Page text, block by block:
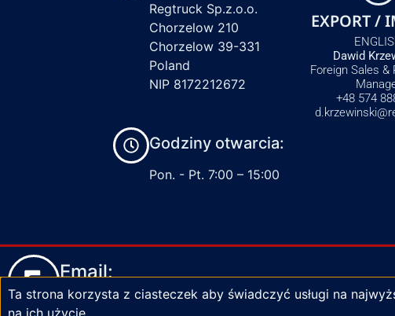
Regtruck Sp.z.o.o.
Chorzelow 210
Chorzelow 39-331
Poland
NIP 8172212672
EXPORT /
Dawid
Foreign Sales &
+48 574
Godziny otwarcia:
Pon. - Pt. 7:00 – 15:00
Email:
biuro@zaciski-regtruck.pl
Ta strona korzysta z ciasteczek aby świadczyć usługi na
na ich użycie